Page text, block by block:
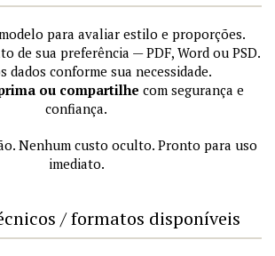
para avaliar estilo e proporções.
de sua preferência — PDF, Word ou PSD.
dados conforme sua necessidade.
ou compartilhe com segurança e
confiança.
Nenhum custo oculto. Pronto para uso
imediato.
/ formatos disponíveis